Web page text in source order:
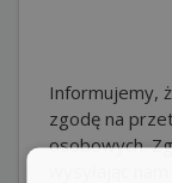
Informujemy,
zgodę na
osobowych.